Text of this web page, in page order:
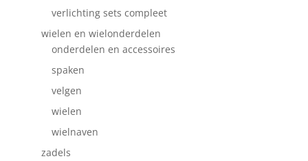
verlichting sets compleet
wielen en wielonderdelen
onderdelen en accessoires
spaken
velgen
wielen
wielnaven
zadels